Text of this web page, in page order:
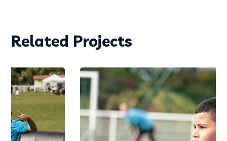
Related Projects